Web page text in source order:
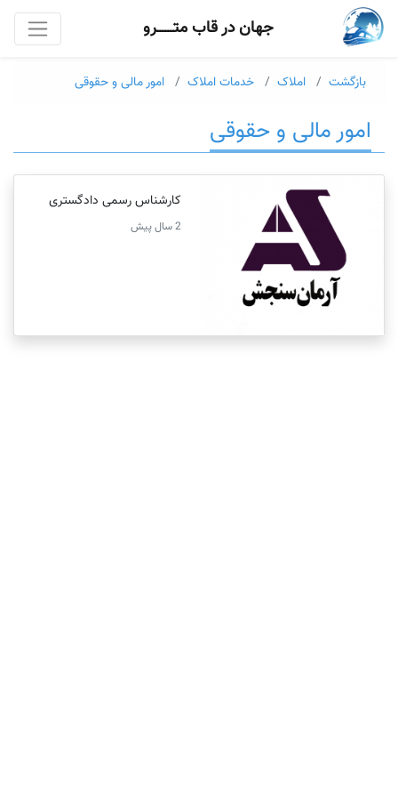
جهان در قاب متــــــرو
بازگشت املاک خدمات املاک امور مالی و حقوقی
امور مالی و حقوقی
کارشناس رسمی دادگستری
2 سال پیش